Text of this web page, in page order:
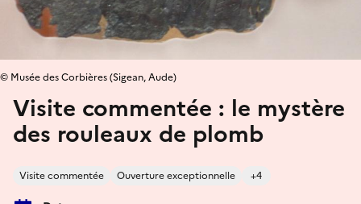
Visite commentée : le mystère
des rouleaux de plomb
Visite commentée Ouverture exceptionnelle +4
© Musée des Corbières (Sigean, Aude)